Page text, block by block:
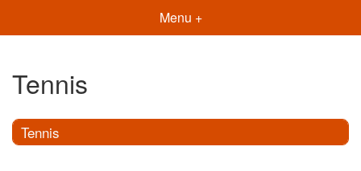
Menu +
Tennis
Tennis